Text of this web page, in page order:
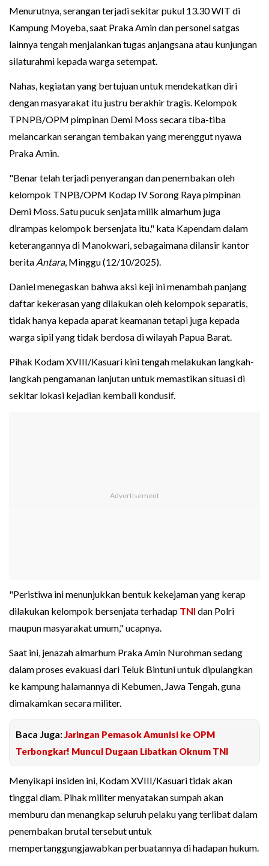
Menurutnya, serangan terjadi sekitar pukul 13.30 WIT di
Kampung Moyeba, saat Praka Amin dan personel satgas
lainnya tengah menjalankan tugas anjangsana atau kunjungan
silaturahmi kepada warga setempat.
Nahas, kegiatan yang bertujuan untuk mendekatkan diri
dengan masyarakat itu justru berakhir tragis. Kelompok
TPNPB/OPM pimpinan Demi Moss secara tiba-tiba
melancarkan serangan tembakan yang merenggut nyawa
Praka Amin.
"Benar telah terjadi penyerangan dan penembakan oleh
kelompok TNPB/OPM Kodap IV Sorong Raya pimpinan
Demi Moss. Satu pucuk senjata milik almarhum juga
dirampas kelompok bersenjata itu," kata Kapendam dalam
keterangannya di Manokwari, sebagaimana dilansir kantor
berita Antara, Minggu (12/10/2025).
Daniel menegaskan bahwa aksi keji ini menambah panjang
daftar kekerasan yang dilakukan oleh kelompok separatis,
tidak hanya kepada aparat keamanan tetapi juga kepada
warga sipil yang tidak berdosa di wilayah Papua Barat.
Pihak Kodam XVIII/Kasuari kini tengah melakukan langkah-
langkah pengamanan lanjutan untuk memastikan situasi di
sekitar lokasi kejadian kembali kondusif.
"Peristiwa ini menunjukkan bentuk kekejaman yang kerap
dilakukan kelompok bersenjata terhadap TNI dan Polri
maupun masyarakat umum," ucapnya.
Saat ini, jenazah almarhum Praka Amin Nurohman sedang
dalam proses evakuasi dari Teluk Bintuni untuk dipulangkan
ke kampung halamannya di Kebumen, Jawa Tengah, guna
dimakamkan secara militer.
Baca Juga:Jaringan Pemasok Amunisi ke OPM
Terbongkar! Muncul Dugaan Libatkan Oknum TNI
Menyikapi insiden ini, Kodam XVIII/Kasuari tidak akan
tinggal diam. Pihak militer menyatakan sumpah akan
memburu dan menangkap seluruh pelaku yang terlibat dalam
penembakan brutal tersebut untuk
mempertanggungjawabkan perbuatannya di hadapan hukum.